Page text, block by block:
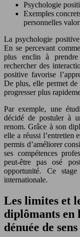
Psychologie
Exemples
personnelles
La psychologie
En se percevant
plus enclin à
rechercher des
positive favorise
De plus, elle permet de
progresser plus
Par exemple, une
décidé de postuler à
renom. Grâce à son
elle a réussi l’entretien
permis d’améliorer
ses compétences
peut-être pas osé
opportunité. Ce
internationale.
Les limites et
diplômants en
dénuée de sens